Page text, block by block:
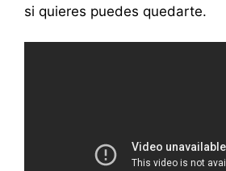
si quieres puedes quedarte.